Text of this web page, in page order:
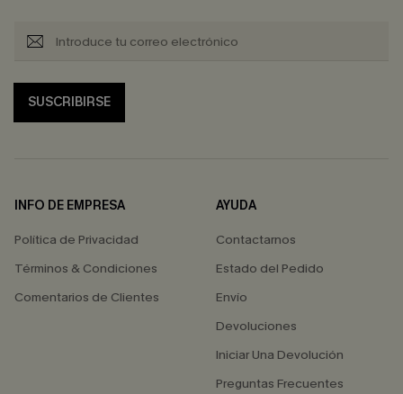
SUSCRIBIRSE
INFO DE EMPRESA
Política de Privacidad
Términos & Condiciones
Comentarios de Clientes
AYUDA
Contactarnos
Estado del Pedido
Envío
Devoluciones
Iniciar Una Devolución
Preguntas Frecuentes